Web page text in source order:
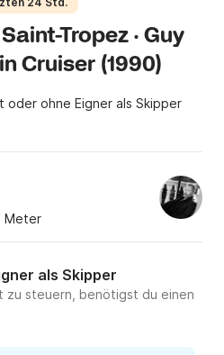
Tropez · Guy
Cruiser (1990)
oder ohne Eigner als Skipper
Meter
als Skipper
zu steuern, benötigst du einen